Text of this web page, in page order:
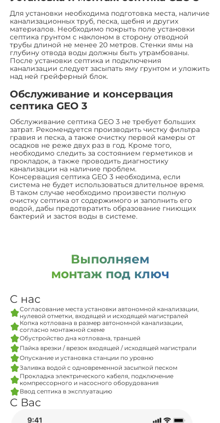
Для установки необходима подготовка места, наличие
канализационных труб, песка, щебня и других
материалов. Необходимо покрыть поле установки
септика грунтом с наклоном в сторону отводной
трубы длиной не менее 20 метров. Стенки ямы на
глубину отвода воды должны быть утрамбованы.
После установки септика и подключения
канализации следует засыпать яму грунтом и уложить
над ней грейферный блок.
Обслуживание и консервация
септика GEO 3
Обслуживание септика GEO 3 не требует больших
затрат. Рекомендуется производить чистку фильтра
гравия и песка, а также очистку первой камеры от
осадков не реже двух раз в год. Кроме того,
необходимо следить за состоянием герметиков и
прокладок, а также проводить диагностику
канализации на наличие проблем.
Консервация септика GEO 3 необходима, если
система не будет использоваться длительное время.
В таком случае необходимо произвести полную
очистку септика от содержимого и заполнить его
водой, дабы предотвратить образование гниющих
бактерий и застоя воды в системе.
Выполняем
монтаж под ключ
С нас
Согласование места установки автономной канализации,
нулевой отметки, входящей и исходящей магистралей
Копка котлована в размер автономной канализации,
согласно монтажной схеме
Обустройство дна котлована, траншей
Пайка врезки / врезок входящей / исходящей магистрали
Опускание и установка станции по уровню
Заливка водой с одновременной засыпкой песком
Прокладка электрического кабеля, подключение
компрессорного и насосного оборудования
Ввод септика в эксплуатацию
С Вас